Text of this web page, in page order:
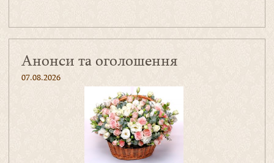
Анонси та оголошення
07.08.2026